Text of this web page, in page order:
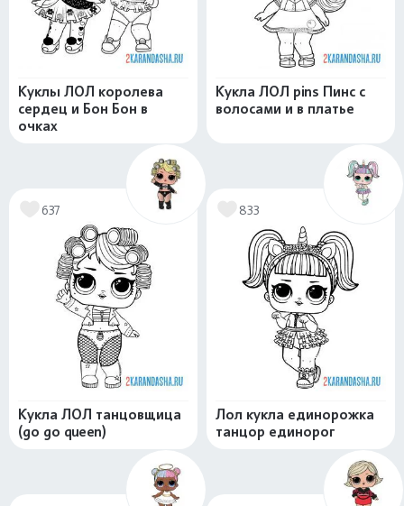
Куклы ЛОЛ королева
сердец и Бон Бон в
очках
Кукла ЛОЛ pins Пинс с
волосами и в платье
637
Кукла ЛОЛ танцовщица
(go go queen)
833
Лол кукла единорожка
танцор единорог